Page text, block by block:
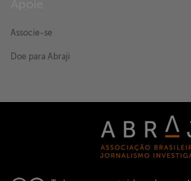
Associe-se
Doe para Abraji